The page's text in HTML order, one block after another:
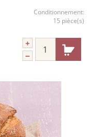
Conditionnement:
15 pièce(s)